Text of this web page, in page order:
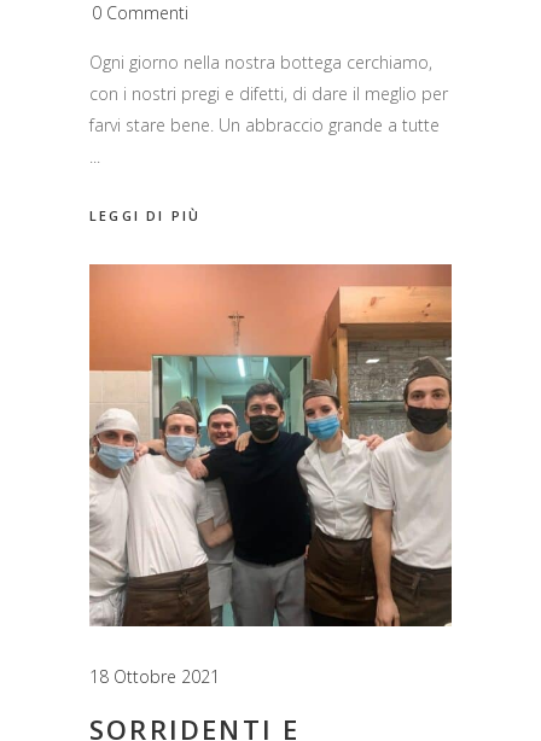
0 Commenti
Ogni giorno nella nostra bottega cerchiamo,
con i nostri pregi e difetti, di dare il meglio per
farvi stare bene. Un abbraccio grande a tutte
LEGGI DI PIÙ
18 Ottobre 2021
SORRIDENTI E